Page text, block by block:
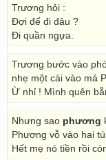
Trương hỏi :
Đợi để đi đâu ?
Đi quần ngựa.
Trương bước vào
nhẹ một cái vào má
Ừ nhỉ ! Mình quên
Nhưng sao phương
Phương vỗ vào hai
Hết mẹ nó tiền rồi